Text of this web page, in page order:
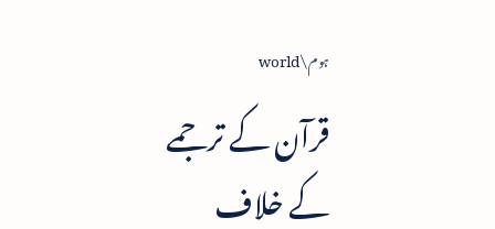
ہوم world
قرآن کے ترجمے
کے خلاف